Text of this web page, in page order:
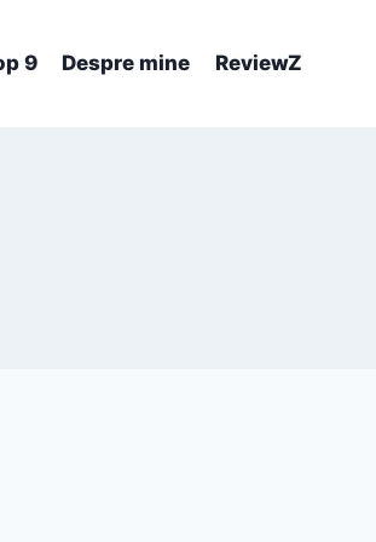
9 Despre mine ReviewZ